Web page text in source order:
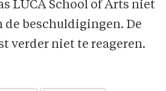
LUCA School of Arts niet
de beschuldigingen. De
verder niet te reageren.